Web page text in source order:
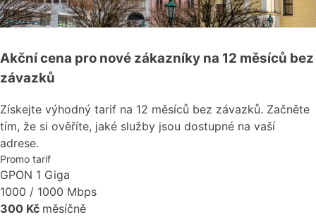
Akční cena pro nové zákazníky na 12 měsíců bez
závazků
Získejte výhodný tarif na 12 měsíců bez závazků. Začněte
tím, že si ověříte, jaké služby jsou dostupné na vaší
adrese.
Promo tarif
GPON 1 Giga
1000 / 1000 Mbps
300 Kč měsíčně